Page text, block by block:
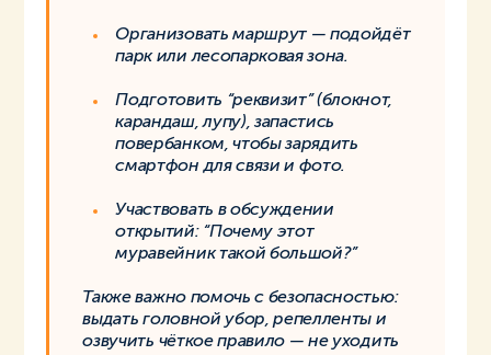
Организовать маршрут — подойдёт
парк или лесопарковая зона.
Подготовить “реквизит” (блокнот,
карандаш, лупу), запастись
повербанком, чтобы зарядить
смартфон для связи и фото.
Участвовать в обсуждении
открытий: “Почему этот
муравейник такой большой?”
Также важно помочь с безопасностью:
выдать головной убор, репелленты и
озвучить чёткое правило — не уходить